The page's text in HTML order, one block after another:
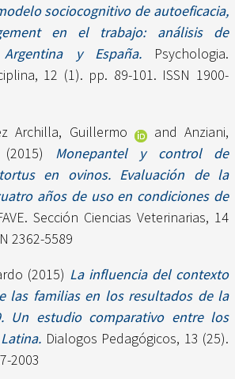
sociocognitivo de autoeficacia,
en el trabajo: análisis de
y España.Psychologia.
12 (1). pp. 89-101. ISSN 1900-
Archilla, Guillermo andAnziani,
Monepantel y control de
en ovinos. Evaluación de la
años de uso en condiciones de
Sección Ciencias Veterinarias, 14
2362-5589
(2015) La influencia del contexto
las familias en los resultados de la
Un estudio comparativo entre los
Dialogos Pedagógicos, 13 (25).
2003